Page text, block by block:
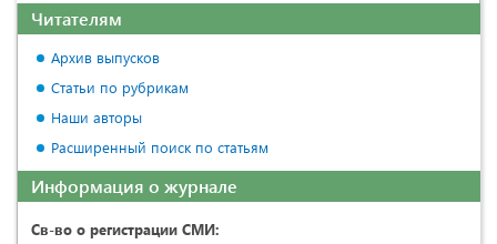
Читателям
Архив выпусков
Статьи по рубрикам
Наши авторы
Расширенный поиск по статьям
Информация о журнале
Св-во о регистрации СМИ: